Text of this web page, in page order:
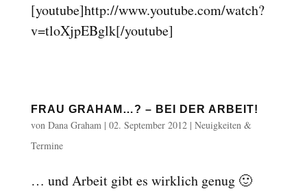
[youtube]http://www.youtube.com/watch?
v=tloXjpEBglk[/youtube]
FRAU GRAHAM…? – BEI DER ARBEIT!
von Dana Graham| 02. September 2012| Neuigkeiten &
Termine
… und Arbeit gibt es wirklich genug 🙂
brightness_low Dunkler Kontrast
format_underlined Links unterstreichen
all
options